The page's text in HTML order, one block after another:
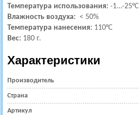
Температура использования: -1...-25°С
Влажность воздуха: < 50%
Температура нанесения: 110°С
Вес: 180 г.
Характеристики
Производитель
Страна
Артикул